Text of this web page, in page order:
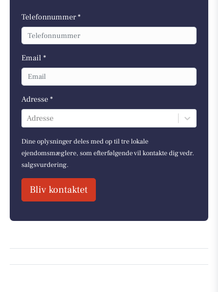
Telefonnummer *
Email *
Adresse *
Adresse
Dine oplysninger deles med op til tre lokale
ejendomsmæglere, som efterfølgende vil kontakte dig vedr.
salgsvurdering.
Bliv kontaktet